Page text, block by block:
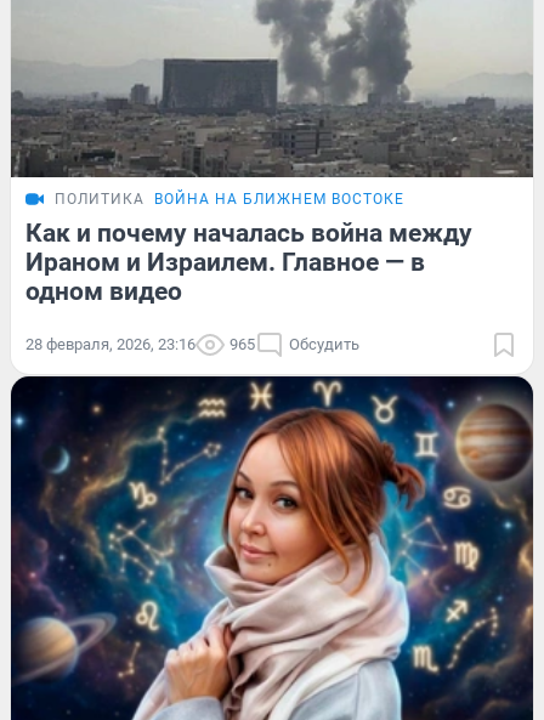
ПОЛИТИКА ВОЙНА НА БЛИЖНЕМ ВОСТОКЕ
Как и почему началась война между
Ираном и Израилем. Главное — в
одном видео
28 февраля, 2026, 23:16 965 Обсудить